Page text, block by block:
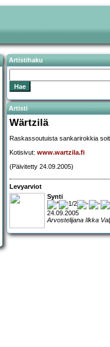
Artistihaku
Artisti
Wärtzilä
Raskassoutuista sankarirokkia
Kotisivut: www.wartzila.fi
(Päivitetty 24.09.2005)
Levyarviot
Synti
24.09.2005
Arvostelijana Ilkka